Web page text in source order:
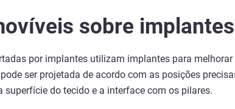
sobre implantes
por implantes utilizam implantes para
ser projetada de acordo com as posições
superfície do tecido e a interface com os pilares.